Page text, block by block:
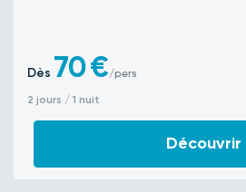
Dès 70€/pers
2 jours / 1 nuit
Découvrir